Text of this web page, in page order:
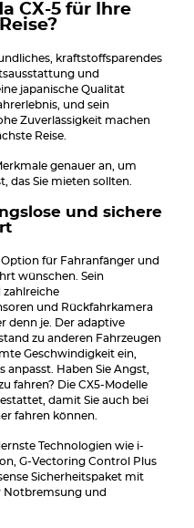
CX-5 für Ihre
kraftstoffsparendes
und
japanische Qualität
und sein
Zuverlässigkeit machen
Reise.
genauer an, um
das Sie mieten sollten.
und sichere
für Fahranfänger und
wünschen. Sein
zahlreiche
und Rückfahrkamera
denn je. Der adaptive
zu anderen Fahrzeugen
Geschwindigkeit ein,
Haben Sie Angst,
fahren? Die CX5-Modelle
damit Sie auch bei
fahren können.
Technologien wie i-
G-Vectoring Control Plus
Sicherheitspaket mit
Notbremsung und